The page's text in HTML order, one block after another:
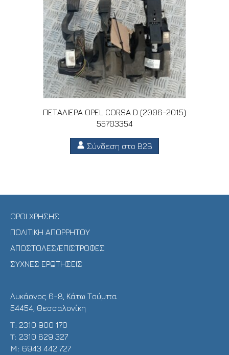
ΠΕΤΑΛΙΕΡΑ OPEL CORSA D (2006-2015)
55703354
Σύνδεση στο B2B
ΟΡΟΙ ΧΡΗΣΗΣ
ΠΟΛΙΤΙΚΗ ΑΠΟΡΡΗΤΟΥ
ΑΠΟΣΤΟΛΕΣ/ΕΠΙΣΤΡΟΦΕΣ
ΣΥΧΝΕΣ ΕΡΩΤΗΣΕΙΣ
Λυκάονος 6-8, Κάτω Τούμπα
54454, Θεσσαλονίκη
Τ: 2310 900 170
T: 2310 829 327
Μ: 6943 442 727